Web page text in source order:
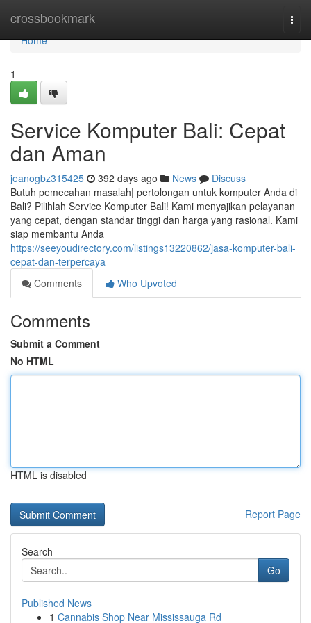
crossbookmark
Home
Home
1
Service Komputer Bali: Cepat
dan Aman
jeanogbz315425 392 days ago News
Discuss
Butuh pemecahan masalah| pertolongan untuk komputer Anda di
Bali? Pilihlah Service Komputer Bali! Kami menyajikan pelayanan
yang cepat, dengan standar tinggi dan harga yang rasional. Kami
siap membantu Anda
https://seeyoudirectory.com/listings13220862/jasa-komputer-bali-
cepat-dan-terpercaya
Comments
Who Upvoted
Comments
Submit a Comment
No HTML
HTML is disabled
Report Page
Search
Go
Published News
1 Cannabis Shop Near Mississauga Rd